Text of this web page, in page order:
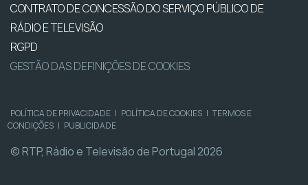
CONTRATO DE CONCESSÃO DO SERVIÇO PÚBLICO DE
RÁDIO E TELEVISÃO
RGPD
GESTÃO DAS DEFINIÇÕES DE COOKIES
POLÍTICA DE PRIVACIDADE | POLÍTICA DE COOKIES | TERMOS E
CONDIÇÕES | PUBLICIDADE
© RTP, Rádio e Televisão de Portugal 2026